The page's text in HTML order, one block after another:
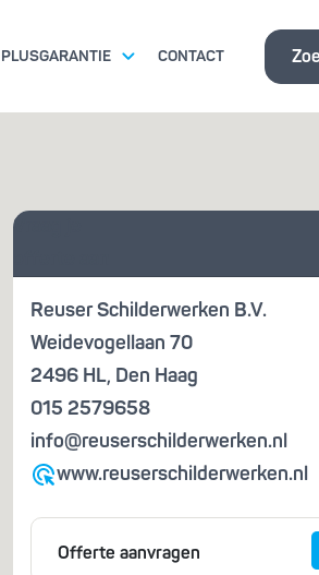
KENNISBANK
CONTACT
Vraag je
Reuser Schilderwerken B.V.
Weidevogellaan 70
2496 HL, Den Haag
015 2579658
info@reuserschilderwerken.nl
www.reuserschilderwerken.nl
Offerte aanvragen